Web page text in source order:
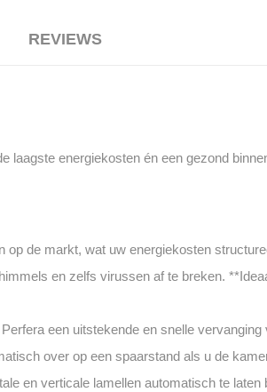
REVIEWS
energiekosten én een gezond
de markt, wat uw energiekosten
en zelfs virussen af te breken.
een uitstekende en snelle vervanging
over op een spaarstand als u de
en verticale lamellen automatisch te laten